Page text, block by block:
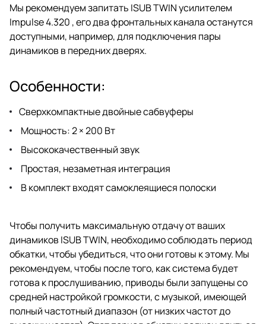
Мы рекомендуем запитать ISUB TWIN усилителем
Impulse 4.320 , его два фронтальных канала останутся
доступными, например, для подключения пары
динамиков в передних дверях.
Особенности:
Сверхкомпактные двойные сабвуферы
Мощность: 2 × 200 Вт
Высококачественный звук
Простая, незаметная интеграция
В комплект входят самоклеящиеся полоски
Чтобы получить максимальную отдачу от ваших
динамиков ISUB TWIN, необходимо соблюдать период
обкатки, чтобы убедиться, что они готовы к этому. Мы
рекомендуем, чтобы после того, как система будет
готова к прослушиванию, приводы были запущены со
средней настройкой громкости, с музыкой, имеющей
полный частотный диапазон (от низких частот до